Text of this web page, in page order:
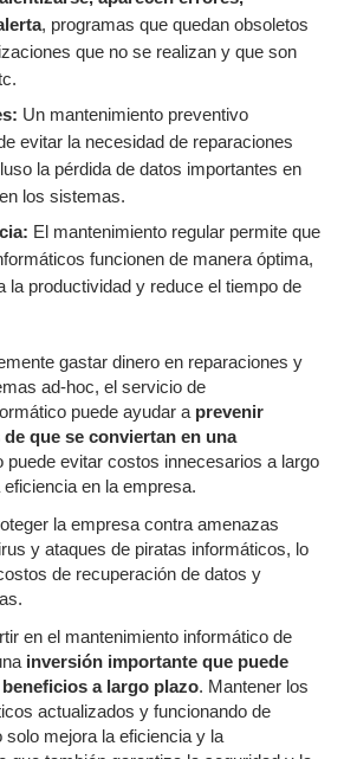
, programas que quedan obsoletos
que no se realizan y que son
Un mantenimiento preventivo
evitar la necesidad de reparaciones
la pérdida de datos importantes en
los sistemas.
El mantenimiento regular permite que
funcionen de manera óptima,
la productividad y reduce el tiempo de
gastar dinero en reparaciones y
ad-hoc, el servicio de
puede ayudar a prevenir
que se conviertan en una
puede evitar costos innecesarios a largo
en la empresa.
la empresa contra amenazas
y ataques de piratas informáticos, lo
de recuperación de datos y
en el mantenimiento informático de
inversión importante que puede
a largo plazo. Mantener los
actualizados y funcionando de
solo mejora la eficiencia y la